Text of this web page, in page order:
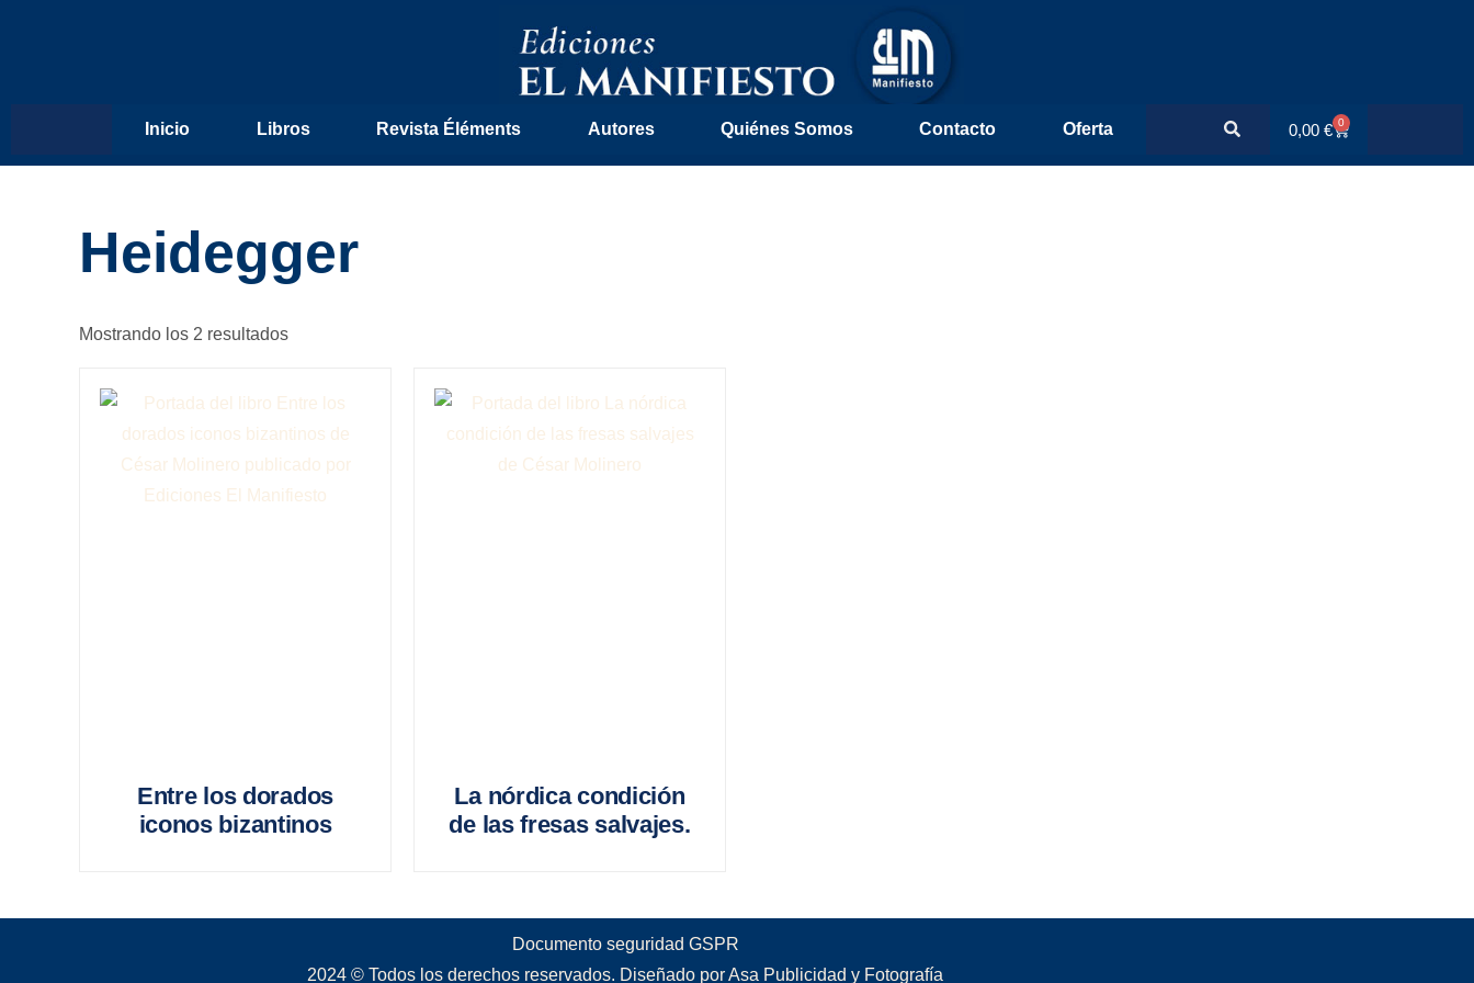
Inicio Libros Revista Éléments Autores Quiénes Somos Contacto Oferta 0,00€ 0
Heidegger
Mostrando los 2 resultados
Entre los dorados
iconos bizantinos
La nórdica condición
de las fresas salvajes.
Documento seguridad GSPR
2024 © Todos los derechos reservados. Diseñado por Asa Publicidad y Fotografía